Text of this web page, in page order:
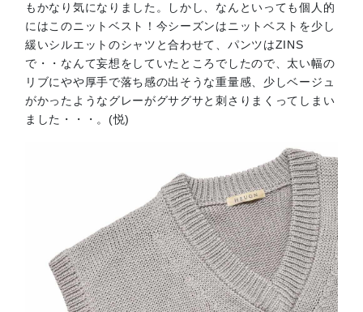
もかなり気になりました。しかし、なんといっても個人的
にはこのニットベスト！今シーズンはニットベストを少し
緩いシルエットのシャツと合わせて、パンツはZINS
で・・なんて妄想をしていたところでしたので、太い幅の
リブにやや厚手で落ち感の出そうな重量感、少しベージュ
がかったようなグレーがグサグサと刺さりまくってしまい
ました・・・。(悦)